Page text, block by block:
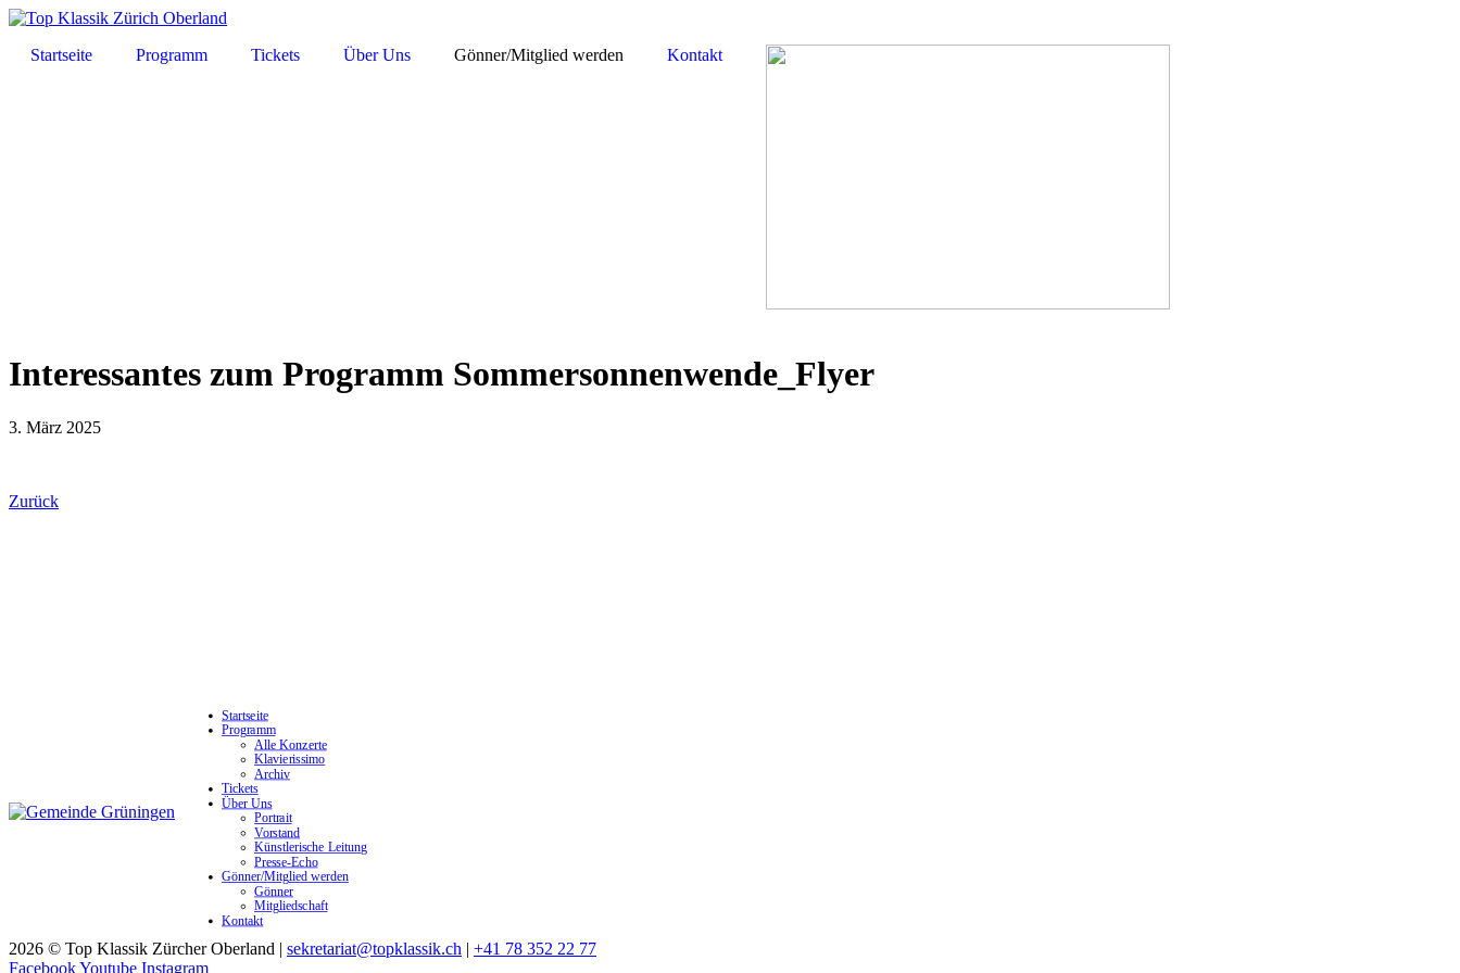
Startseite Programm Tickets Über Uns Gönner/Mitglied werden Kontakt
Interessantes zum Programm Sommersonnenwende_Flyer
3. März 2025
Zurück
2026 © Top Klassik Zürcher Oberland | sekretariat@topklassik.ch | +41 78 352 22 77
FacebookYoutube Instagram
Startseite
Programm
Alle Konzerte
Klavierissimo
Archiv
Tickets
Über Uns
Portrait
Vorstand
Künstlerische Leitung
Presse-Echo
Gönner/Mitglied werden
Gönner
Mitgliedschaft
Kontakt